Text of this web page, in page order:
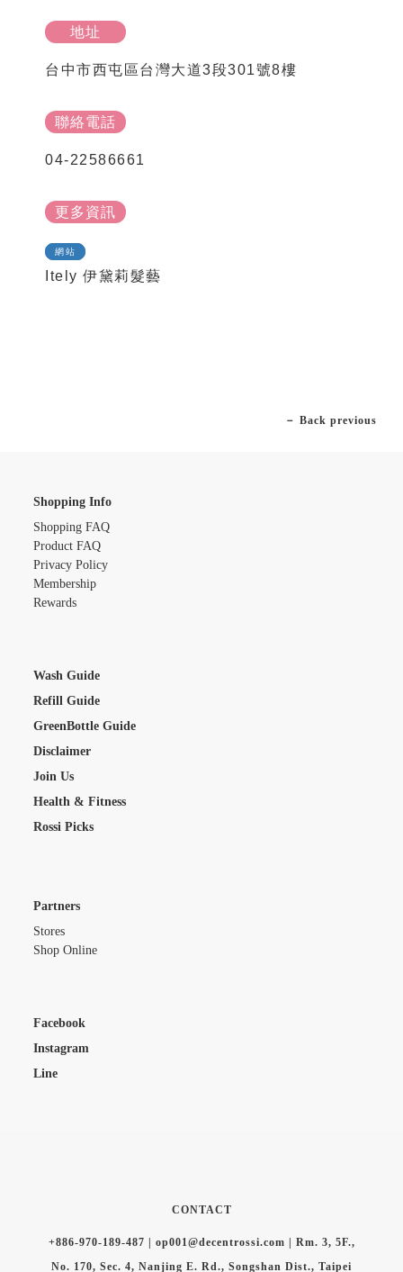
地址
台中市西屯區台灣大道3段301號8樓
聯絡電話
04-22586661
更多資訊
網站
Itely 伊黛莉髮藝
－ Back previous
Shopping Info
Shopping FAQ
Product FAQ
Privacy Policy
Membership
Rewards
Wash Guide
Refill Guide
GreenBottle Guide
Disclaimer
Join Us
Health & Fitness
Rossi Picks
Partners
Stores
Shop Online
Facebook
Instagram
Line
CONTACT
+886-970-189-487 | op001@decentrossi.com | Rm. 3, 5F.,
No. 170, Sec. 4, Nanjing E. Rd., Songshan Dist., Taipei